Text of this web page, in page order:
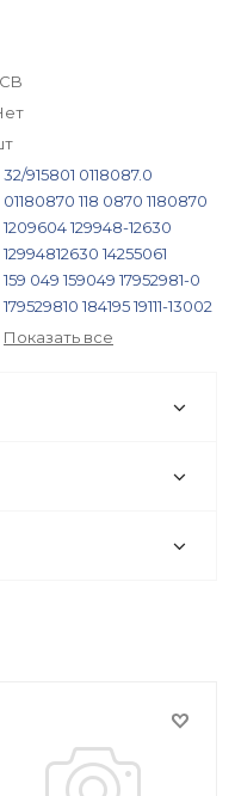
32/915801 0118087.0
01180870 118 0870 1180870
1209604129948-12630
12994812630 14255061
159 049 159049 17952981-0
179529810 18419519111-13002
1911113002 1G377-11220
EE150101
Показать все